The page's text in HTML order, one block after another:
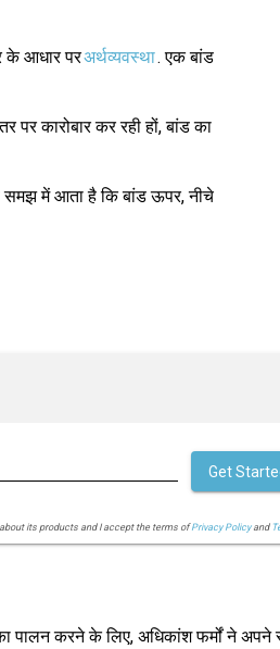
के आधार परअर्थव्यवस्था. एक बांड
कारोबार कर रही हों, बांड का
समझ में आता है कि बांड ऊपर, नीचे
its products and I accept the terms ofPrivacy Policyand
Get
करने के लिए, अधिकांश फर्मों ने अपने